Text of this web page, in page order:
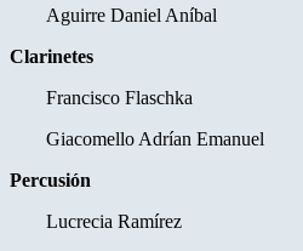
Aguirre Daniel Aníbal
Clarinetes
Francisco Flaschka
Giacomello Adrían Emanuel
Percusión
Lucrecia Ramírez